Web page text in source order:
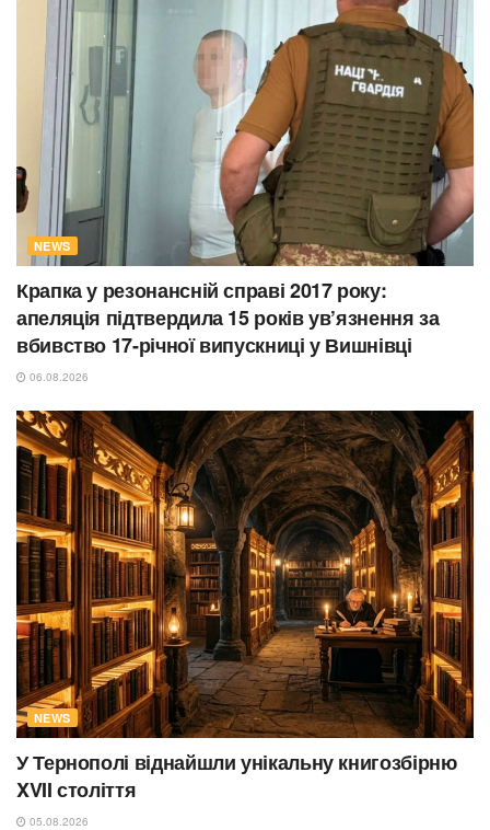
NEWS
Крапка у резонансній справі 2017 року:
апеляція підтвердила 15 років ув’язнення за
вбивство 17-річної випускниці у Вишнівці
06.08.2026
NEWS
У Тернополі віднайшли унікальну книгозбірню
XVII століття
05.08.2026